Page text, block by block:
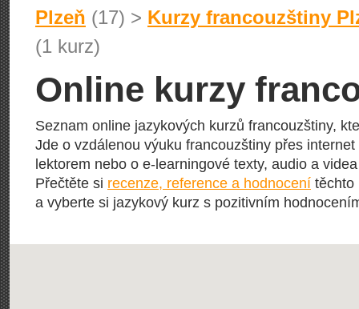
Plzeň (17) > Kurzy francouzštiny
(1 kurz)
Online kurzy
Seznam online jazykových kurzů francouzštiny,
Jde o vzdálenou výuku francouzštiny přes
lektorem nebo o e-learningové texty, audio a
Přečtěte si recenze, reference a hodnocení těchto
a vyberte si jazykový kurz s pozitivním